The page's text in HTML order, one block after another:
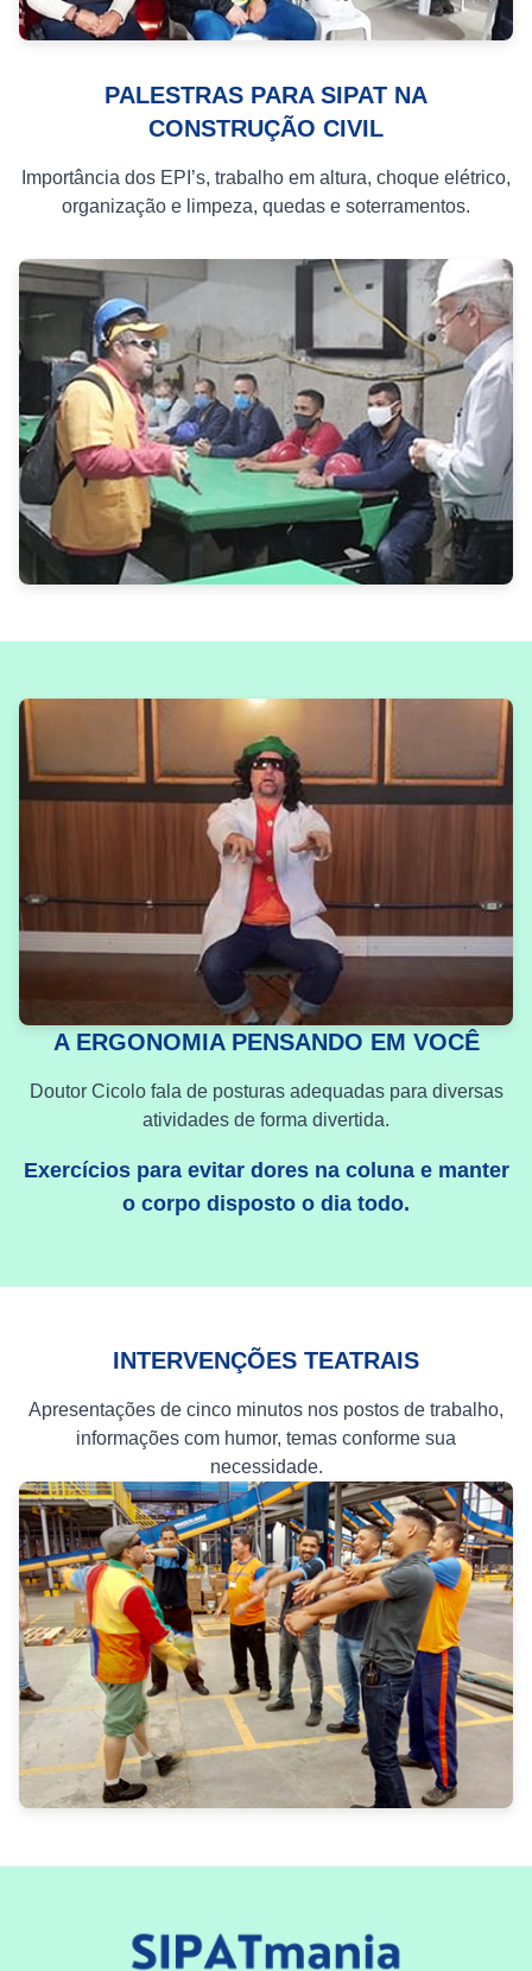
PALESTRAS PARA SIPAT NA
CONSTRUÇÃO CIVIL
Importância dos EPI’s, trabalho em altura, choque elétrico,
organização e limpeza, quedas e soterramentos.
A ERGONOMIA PENSANDO EM VOCÊ
Doutor Cicolo fala de posturas adequadas para diversas
atividades de forma divertida.
Exercícios para evitar dores na coluna e manter
o corpo disposto o dia todo.
INTERVENÇÕES TEATRAIS
Apresentações de cinco minutos nos postos de trabalho,
informações com humor, temas conforme sua
necessidade.